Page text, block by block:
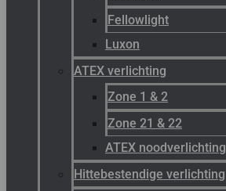
Fellowlight
Luxon
ATEX verlichting
Zone 1 & 2
Zone 21 & 22
ATEX noodverlichting
Hittebestendige verlichting